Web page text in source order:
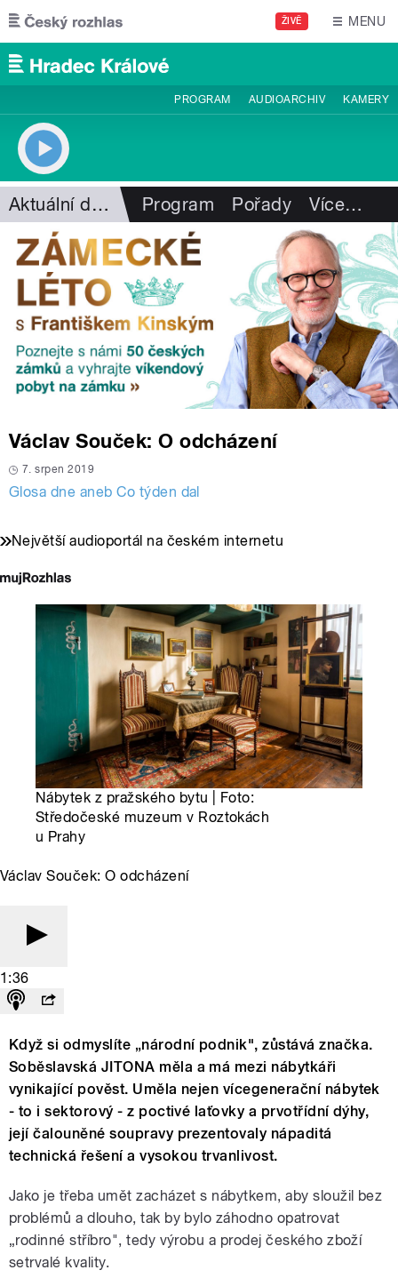
Přejít k hlavnímu obsahu
ŽIVĚ MENU
PROGRAM AUDIOARCHIV KAMERY
Aktuální dění Program Pořady Více…
Václav Souček: O odcházení
7. srpen 2019
Glosa dne aneb Co týden dal
Největší audioportál na českém internetu
Nábytek z pražského bytu | Foto:
Středočeské muzeum v Roztokách
u Prahy
Václav Souček: O odcházení
1:36
Když si odmyslíte „národní podnik", zůstává značka.
Soběslavská JITONA měla a má mezi nábytkáři
vynikající pověst. Uměla nejen vícegenerační nábytek
- to i sektorový - z poctivé laťovky a prvotřídní dýhy,
její čalouněné soupravy prezentovaly nápaditá
technická řešení a vysokou trvanlivost.
Jako je třeba umět zacházet s nábytkem, aby sloužil bez
problémů a dlouho, tak by bylo záhodno opatrovat
„rodinné stříbro", tedy výrobu a prodej českého zboží
setrvalé kvality.